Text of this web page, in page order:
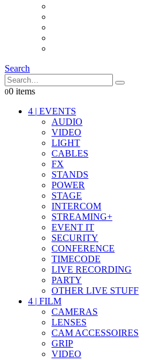
Search
00 items
4 | EVENTS
AUDIO
VIDEO
LIGHT
CABLES
FX
STANDS
POWER
STAGE
INTERCOM
STREAMING+
EVENT IT
SECURITY
CONFERENCE
TIMECODE
LIVE RECORDING
PARTY
OTHER LIVE STUFF
4 | FILM
CAMERAS
LENSES
CAM ACCESSOIRES
GRIP
VIDEO